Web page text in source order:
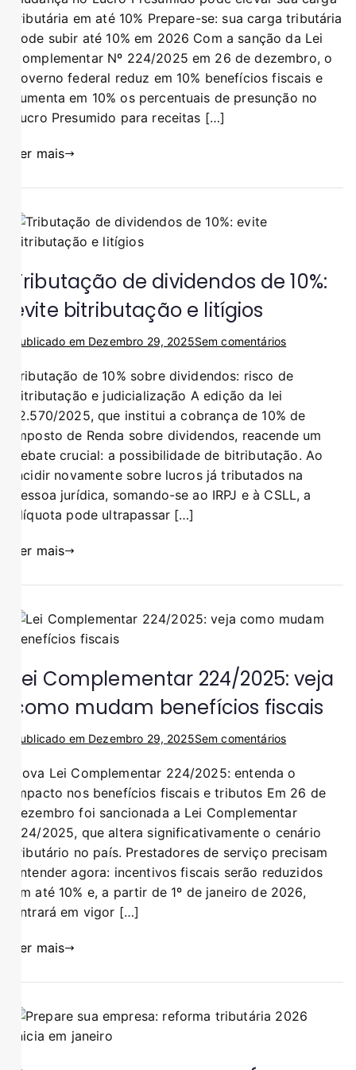
tributária em até 10% Prepare-se: sua carga tributária
pode subir até 10% em 2026 Com a sanção da Lei
Complementar Nº 224/2025 em 26 de dezembro, o
governo federal reduz em 10% benefícios fiscais e
aumenta em 10% os percentuais de presunção no
Lucro Presumido para receitas […]
Ler mais
Tributação de dividendos de 10%:
evite bitributação e litígios
Publicado em Dezembro 29, 2025Sem comentários
Tributação de 10% sobre dividendos: risco de
bitributação e judicialização A edição da lei
12.570/2025, que institui a cobrança de 10% de
Imposto de Renda sobre dividendos, reacende um
debate crucial: a possibilidade de bitributação. Ao
incidir novamente sobre lucros já tributados na
pessoa jurídica, somando-se ao IRPJ e à CSLL, a
alíquota pode ultrapassar […]
Ler mais
Lei Complementar 224/2025: veja
como mudam benefícios fiscais
Publicado em Dezembro 29, 2025Sem comentários
Nova Lei Complementar 224/2025: entenda o
impacto nos benefícios fiscais e tributos Em 26 de
dezembro foi sancionada a Lei Complementar
224/2025, que altera significativamente o cenário
tributário no país. Prestadores de serviço precisam
entender agora: incentivos fiscais serão reduzidos
em até 10% e, a partir de 1º de janeiro de 2026,
entrará em vigor […]
Ler mais